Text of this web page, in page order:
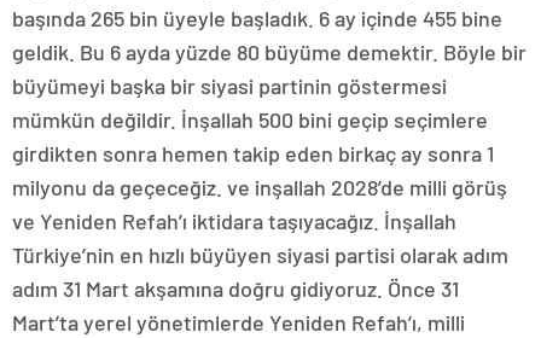
başında 265 bin üyeyle başladık. 6 ay içinde 455 bine
geldik. Bu 6 ayda yüzde 80 büyüme demektir. Böyle bir
büyümeyi başka bir siyasi partinin göstermesi
mümkün değildir. İnşallah 500 bini geçip seçimlere
girdikten sonra hemen takip eden birkaç ay sonra 1
milyonu da geçeceğiz. ve inşallah 2028’de milli görüş
ve Yeniden Refah’ı iktidara taşıyacağız. İnşallah
Türkiye’nin en hızlı büyüyen siyasi partisi olarak adım
adım 31 Mart akşamına doğru gidiyoruz. Önce 31
Mart’ta yerel yönetimlerde Yeniden Refah’ı, milli